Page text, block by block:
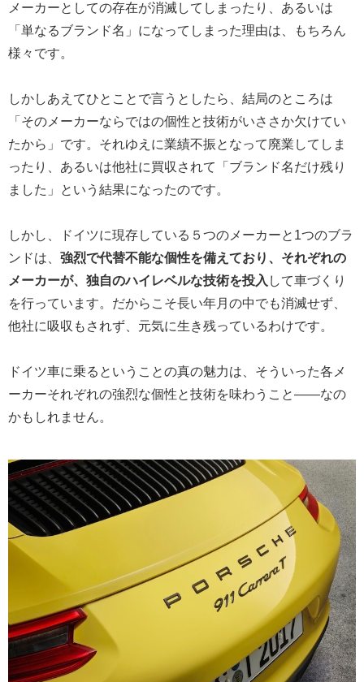
メーカーとしての存在が消滅してしまったり、あるいは
「単なるブランド名」になってしまった理由は、もちろん
様々です。
しかしあえてひとことで言うとしたら、結局のところは
「そのメーカーならではの個性と技術がいささか欠けてい
たから」です。それゆえに業績不振となって廃業してしま
ったり、あるいは他社に買収されて「ブランド名だけ残り
ました」という結果になったのです。
しかし、ドイツに現存している５つのメーカーと1つのブラ
ンドは、 強烈で代替不能な個性を備えており、それぞれの
メーカーが、独自のハイレベルな技術を投入 して車づくり
を行っています。だからこそ長い年月の中でも消滅せず、
他社に吸収もされず、元気に生き残っているわけです。
ドイツ車に乗るということの真の魅力は、そういった各メ
ーカーそれぞれの強烈な個性と技術を味わうこと――なの
かもしれません。